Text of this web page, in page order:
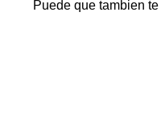
Puede que tambien